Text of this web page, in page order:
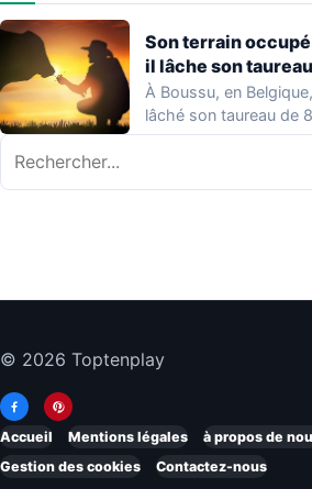
Son terrain
il lâche son
À Boussu, en
lâché son taureau de
Rechercher
© 2026 Toptenplay
Accueil Mentions légales
à propos de
Gestion des cookies
Contactez-nous